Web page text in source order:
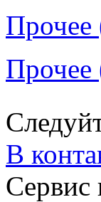
Прочее
Прочее
В